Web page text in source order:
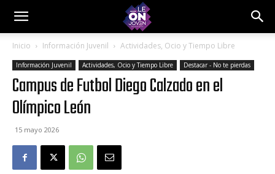
Inicio Información Juvenil Actividades, Ocio y Tiempo Libre
Información Juvenil Actividades, Ocio y Tiempo Libre Destacar - No te pierdas
Campus de Futbol Diego Calzado en el
Olímpico León
15 mayo 2026